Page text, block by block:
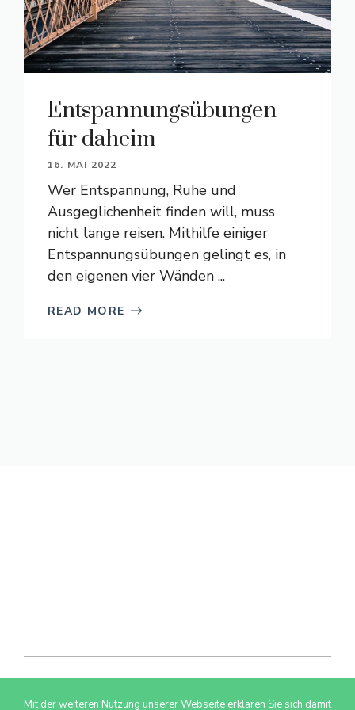
Entspannungsübungen
für daheim
16. MAI 2022
Wer Entspannung, Ruhe und
Ausgeglichenheit finden will, muss
nicht lange reisen. Mithilfe einiger
Entspannungsübungen gelingt es, in
den eigenen vier Wänden ...
READ MORE
Mit der weiteren Nutzung unserer Webseite erklären Sie sich damit